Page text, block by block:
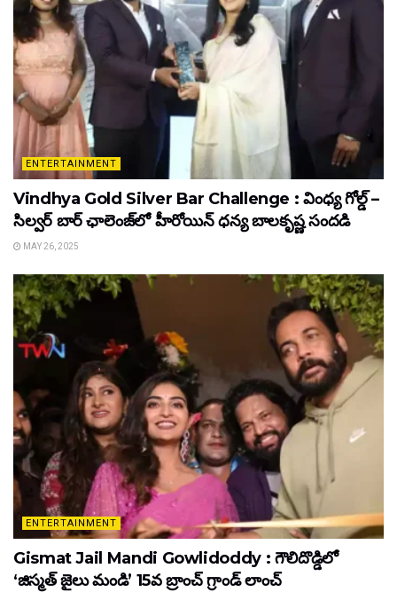
ENTERTAINMENT
Vindhya Gold Silver Bar Challenge : వింధ్య గోల్డ్ –
సిల్వర్ బార్ ఛాలెంజ్‌లో హీరోయిన్ ధ‌న్య బాల‌కృష్ణ‌ సందడి
MAY 26, 2025
ENTERTAINMENT
Gismat Jail Mandi Gowlidoddy : గౌలిదొడ్డిలో
‘జిస్మత్ జైలు మండి’ 15వ బ్రాంచ్ గ్రాండ్ లాంచ్